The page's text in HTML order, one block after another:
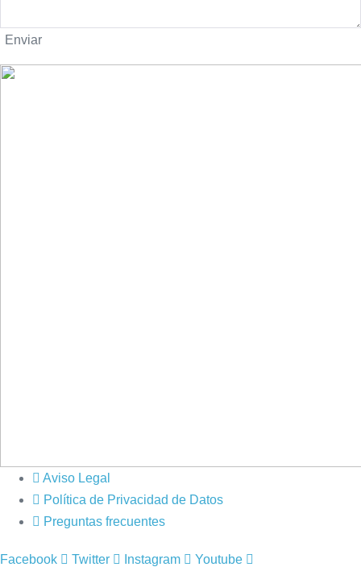
Enviar
Aviso Legal
Política de Privacidad de Datos
Preguntas frecuentes
Facebook Twitter Instagram Youtube